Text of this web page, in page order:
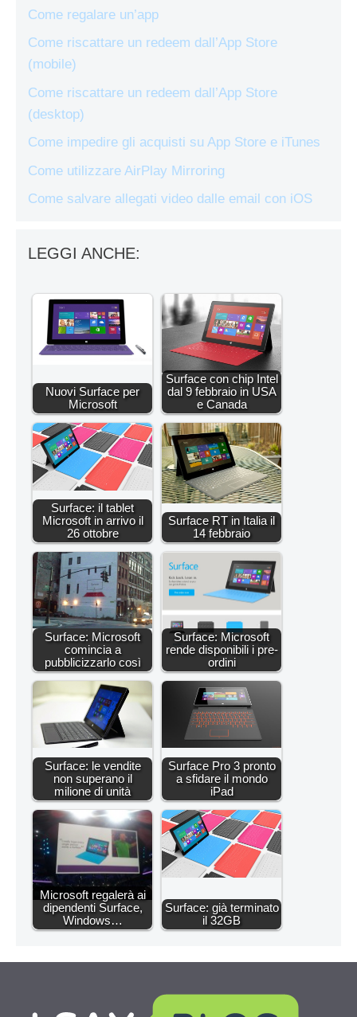
Come regalare un’app
Come riscattare un redeem dall’App Store
(mobile)
Come riscattare un redeem dall’App Store
(desktop)
Come impedire gli acquisti su App Store e iTunes
Come utilizzare AirPlay Mirroring
Come salvare allegati video dalle email con iOS
LEGGI ANCHE:
Nuovi Surface per
Microsoft
Surface con chip Intel
dal 9 febbraio in USA
e Canada
Surface: il tablet
Microsoft in arrivo il
26 ottobre
Surface RT in Italia il
14 febbraio
Surface: Microsoft
comincia a
pubblicizzarlo così
Surface: Microsoft
rende disponibili i pre-
ordini
Surface: le vendite
non superano il
milione di unità
Surface Pro 3 pronto
a sfidare il mondo
iPad
Microsoft regalerà ai
dipendenti Surface,
Windows…
Surface: già terminato
il 32GB